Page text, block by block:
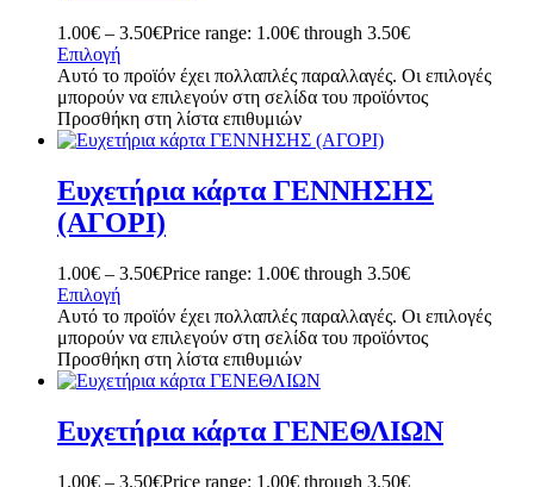
1.00€ – 3.50€Price range: 1.00€ through 3.50€
Επιλογή
Αυτό το προϊόν έχει πολλαπλές παραλλαγές. Οι επιλογές
μπορούν να επιλεγούν στη σελίδα του προϊόντος
Προσθήκη στη λίστα επιθυμιών
Ευχετήρια κάρτα ΓΕΝΝΗΣΗΣ
(ΑΓΟΡΙ)
1.00€ – 3.50€Price range: 1.00€ through 3.50€
Επιλογή
Αυτό το προϊόν έχει πολλαπλές παραλλαγές. Οι επιλογές
μπορούν να επιλεγούν στη σελίδα του προϊόντος
Προσθήκη στη λίστα επιθυμιών
Ευχετήρια κάρτα ΓΕΝΕΘΛΙΩΝ
1.00€ – 3.50€Price range: 1.00€ through 3.50€